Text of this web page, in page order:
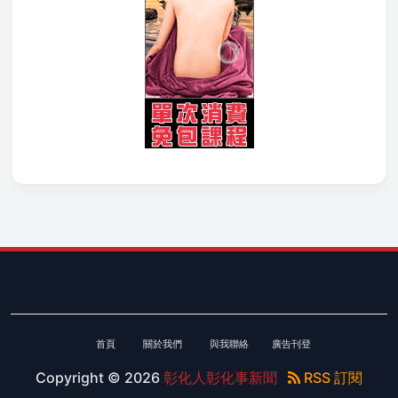
首頁 關於我們 與我聯絡 廣告刊登
Copyright © 2026 彰化人彰化事新聞 RSS 訂閱